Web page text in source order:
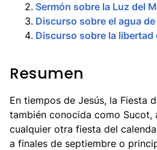
2. Sermón sobre la Luz del
3. Discurso sobre el agua
4. Discurso sobre la libertad
Resumen
En tiempos de Jesús, la Fiesta
también conocida como Sucot,
cualquier otra fiesta del
a finales de septiembre o